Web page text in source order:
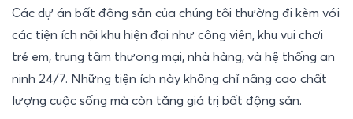
Các dự án bất động sản của chúng tôi thường đi kèm với
các tiện ích nội khu hiện đại như công viên, khu vui chơi
trẻ em, trung tâm thương mại, nhà hàng, và hệ thống an
ninh 24/7. Những tiện ích này không chỉ nâng cao chất
lượng cuộc sống mà còn tăng giá trị bất động sản.